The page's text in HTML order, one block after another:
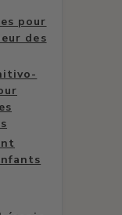
pour
des